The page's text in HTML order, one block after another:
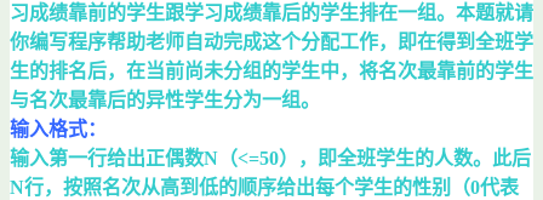
习成绩靠前的学生跟学习成绩靠后的学生排在一组。本题就请
你编写程序帮助老师自动完成这个分配工作，即在得到全班学
生的排名后，在当前尚未分组的学生中，将名次最靠前的学生
与名次最靠后的异性学生分为一组。
输入格式：
输入第一行给出正偶数N（<=50），即全班学生的人数。此后
N行，按照名次从高到低的顺序给出每个学生的性别（0代表